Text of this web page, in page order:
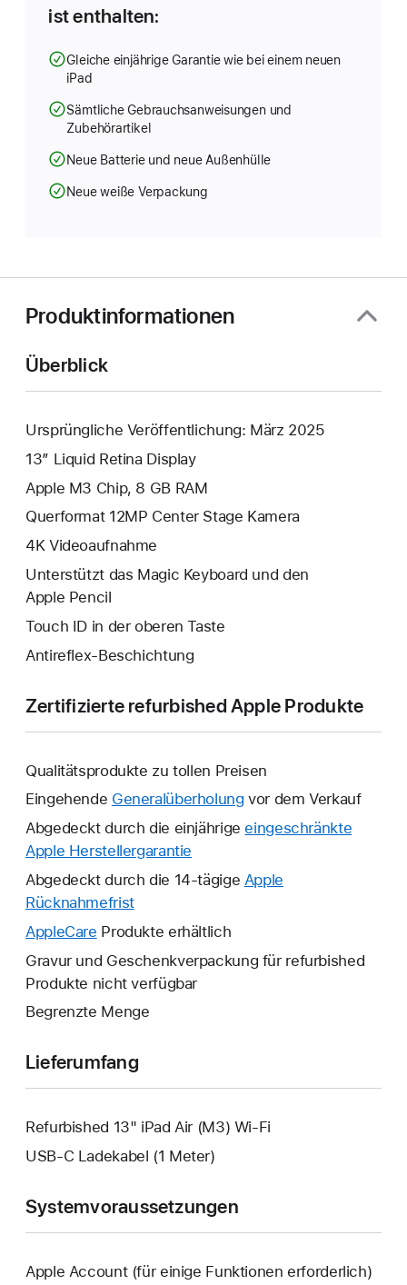
ist enthalten:
Gleiche einjährige Garantie wie bei einem neuen
iPad
Sämtliche Gebrauchsanweisungen und
Zubehörartikel
Neue Batterie und neue Außenhülle
Neue weiße Verpackung
Produktinformationen
Überblick
Ursprüngliche Veröffentlichung: März 2025
13” Liquid Retina Display
Apple M3 Chip, 8 GB RAM
Querformat 12MP Center Stage Kamera
4K Video­aufnahme
Unterstützt das Magic Keyboard und den
Apple Pencil
Touch ID in der oberen Taste
Antireflex-Beschichtung
Zertifizierte refurbished Apple Produkte
Qualitätsprodukte zu tollen Preisen
Eingehende Generalüberholung vor dem Verkauf
Abgedeckt durch die einjährige eingeschränkte
Apple Herstellergarantie
neues
geöffnet.
Abgedeckt durch die 14-tägige Apple
RücknahmefristEin
neues
wird
geöffnet.
AppleCare Ein
neues
Fenster
geöffnet.
Produkte erhältlich
Gravur und Geschenkverpackung für refurbished
Produkte nicht verfügbar
Begrenzte Menge
Lieferumfang
Refurbished 13" iPad Air (M3) Wi-Fi
USB‑C Ladekabel (1 Meter)
Systemvoraussetzungen
Apple Account (für einige Funktionen erforderlich)